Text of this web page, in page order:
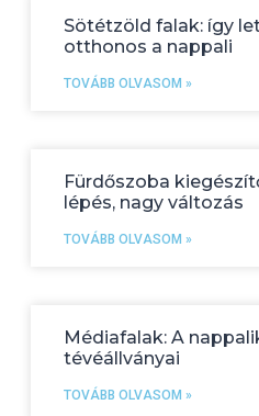
Sötétzöld falak: így
otthonos a nappali
TOVÁBB OLVASOM »
Fürdőszoba
lépés, nagy változás
TOVÁBB OLVASOM »
Médiafalak: A
tévéállványai
TOVÁBB OLVASOM »